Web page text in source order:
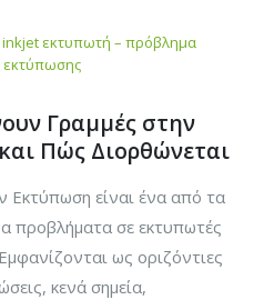
Γραμμές στην
Πώς Διορθώνεται
Εκτύπωση είναι ένα από τα
προβλήματα σε εκτυπωτές
ως οριζόντιες
κενά σημεία,